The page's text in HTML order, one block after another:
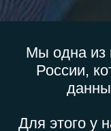
Мы одна из
России,
Для этого у